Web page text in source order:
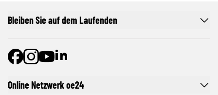
Online Netzwerk oe24
Bleiben Sie auf dem Laufenden